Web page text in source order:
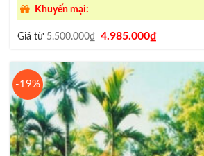
Khuyến mại:
Giá từ5.500.000₫ Giá
là:
5.500.000₫.
4.985.000₫Giá
hiện
tại
là:
4.985.000₫.
-19%